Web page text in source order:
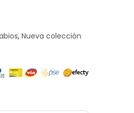
,Nueva colección